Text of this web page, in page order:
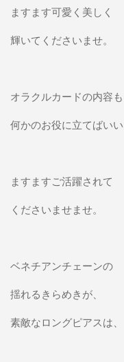
ますます可愛く美しく
輝いてくださいませ。
オラクルカードの内容も
何かのお役に立てばいい
ますますご活躍されて
くださいませませ。
ベネチアンチェーンの
揺れるきらめきが、
素敵なロングピアスは、